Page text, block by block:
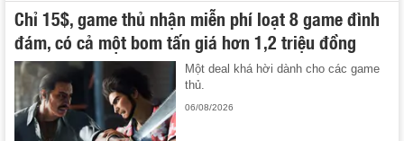
Chỉ 15$, game thủ nhận miễn phí loạt 8 game đình
đám, có cả một bom tấn giá hơn 1,2 triệu đồng
Một deal khá hời dành cho các game
thủ.
06/08/2026